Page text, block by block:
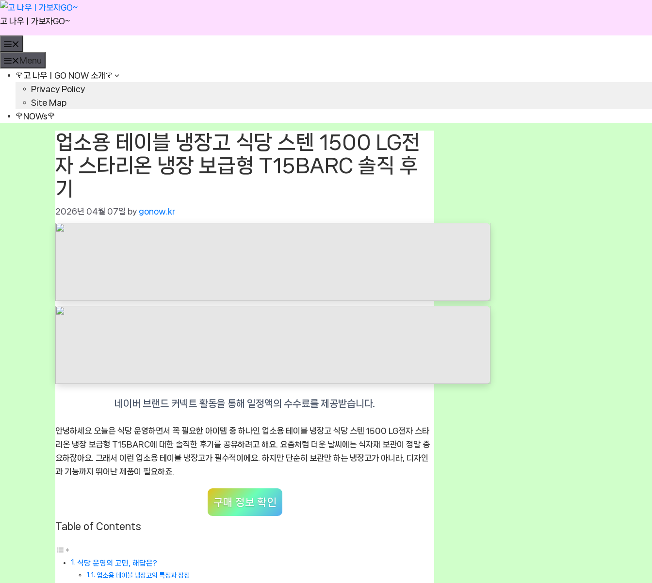
Skip
to
content
고 나우ㅣ가보자GO~
Menu
🌹고 나우ㅣGO NOW 소개🌹
Privacy Policy
Site Map
🌹NOWs🌹
업소용 테이블 냉장고 식당 스텐 1500 LG전
자 스타리온 냉장 보급형 T15BARC 솔직 후
기
2026년 04월 07일 by gonow.kr
안녕하세요 오늘은 식당 운영하면서 꼭 필요한 아이템 중 하나인 업소용 테이블 냉장고 식당 스텐 1500 LG전자 스타
리온 냉장 보급형 T15BARC에 대한 솔직한 후기를 공유하려고 해요. 요즘처럼 더운 날씨에는 식자재 보관이 정말 중
요하잖아요. 그래서 이런 업소용 테이블 냉장고가 필수적이에요. 하지만 단순히 보관만 하는 냉장고가 아니라, 디자인
과 기능까지 뛰어난 제품이 필요하죠.
구매 정보 확인
Table of Contents
식당 운영의 고민, 해답은?
업소용 테이블 냉장고의 특징과 장점